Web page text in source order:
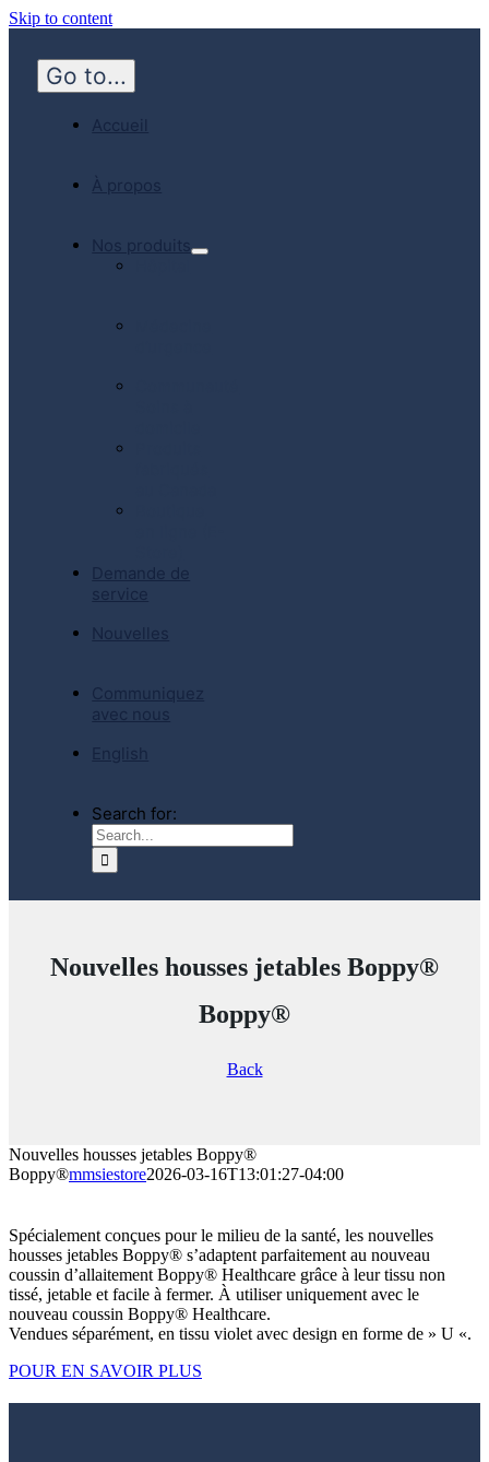
Skip to content
Go to...
Accueil
À propos
Nos produits
Demande de
service
Nouvelles
Communiquez
avec nous
English
Search for:
Nouvelles housses jetables Boppy®
Boppy®
Back
Nouvelles housses jetables Boppy®
Boppy®mmsiestore2026-03-16T13:01:27-04:00
Spécialement conçues pour le milieu de la santé, les nouvelles
housses jetables Boppy® s’adaptent parfaitement au nouveau
coussin d’allaitement Boppy® Healthcare grâce à leur tissu non
tissé, jetable et facile à fermer. À utiliser uniquement avec le
nouveau coussin Boppy® Healthcare.
Vendues séparément, en tissu violet avec design en forme de » U «.
POUR EN SAVOIR PLUS